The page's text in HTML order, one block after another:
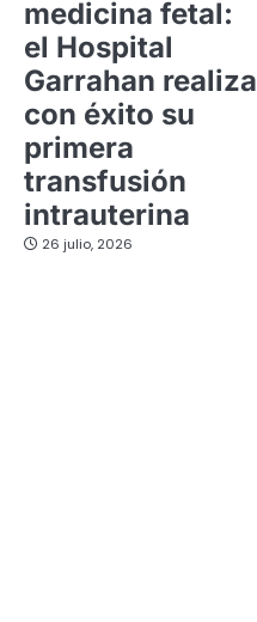
medicina fetal:
el Hospital
Garrahan realiza
con éxito su
primera
transfusión
intrauterina
26 julio, 2026